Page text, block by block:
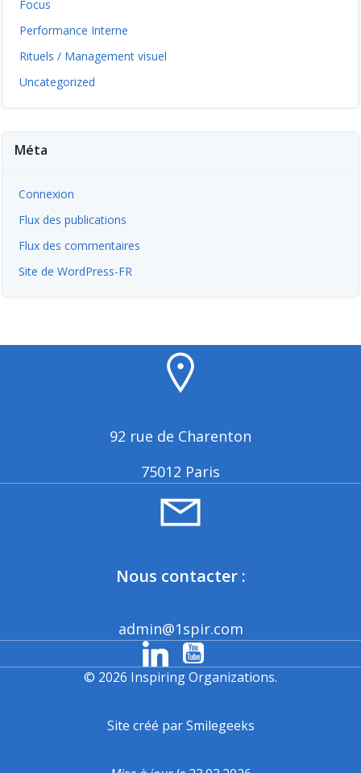
Focus
Performance Interne
Rituels / Management visuel
Uncategorized
Méta
Connexion
Flux des publications
Flux des commentaires
Site de WordPress-FR
92 rue de Charenton
75012 Paris
Nous contacter :
admin@1spir.com
© 2026 Inspiring Organizations.
Site créé par Smilegeeks